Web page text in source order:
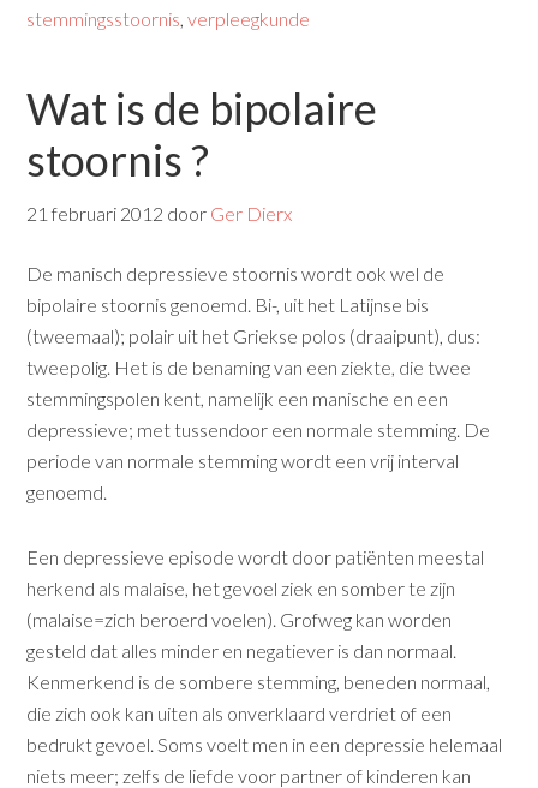
stemmingsstoornis,verpleegkunde
Wat is de bipolaire
stoornis ?
21 februari 2012 door Ger Dierx
De manisch depressieve stoornis wordt ook wel de
bipolaire stoornis genoemd. Bi-, uit het Latijnse bis
(tweemaal); polair uit het Griekse polos (draaipunt), dus:
tweepolig. Het is de benaming van een ziekte, die twee
stemmingspolen kent, namelijk een manische en een
depressieve; met tussendoor een normale stemming. De
periode van normale stemming wordt een vrij interval
genoemd.
Een depressieve episode wordt door patiënten meestal
herkend als malaise, het gevoel ziek en somber te zijn
(malaise=zich beroerd voelen). Grofweg kan worden
gesteld dat alles minder en negatiever is dan normaal.
Kenmerkend is de sombere stemming, beneden normaal,
die zich ook kan uiten als onverklaard verdriet of een
bedrukt gevoel. Soms voelt men in een depressie helemaal
niets meer; zelfs de liefde voor partner of kinderen kan